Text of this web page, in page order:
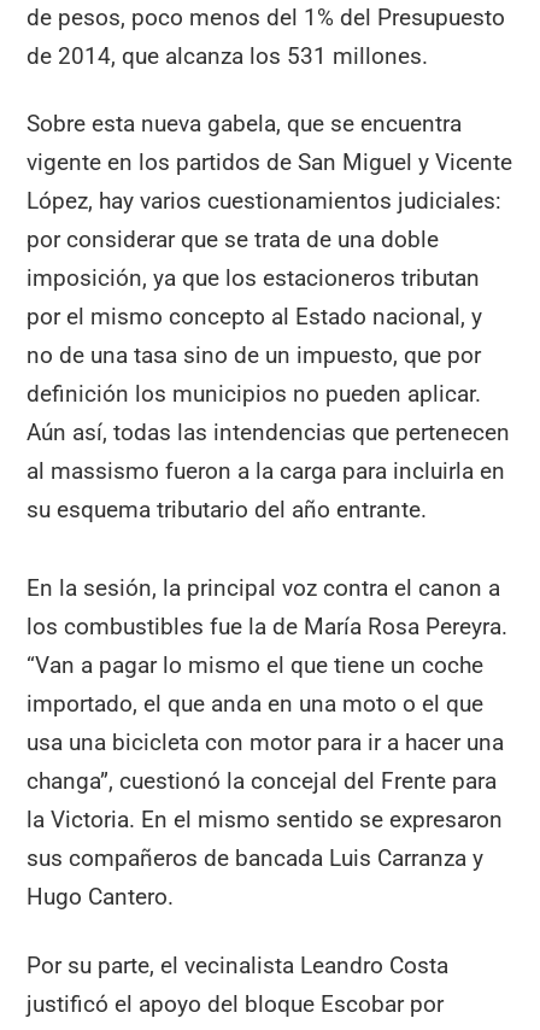
de pesos, poco menos del 1% del Presupuesto
de 2014, que alcanza los 531 millones.
Sobre esta nueva gabela, que se encuentra
vigente en los partidos de San Miguel y Vicente
López, hay varios cuestionamientos judiciales:
por considerar que se trata de una doble
imposición, ya que los estacioneros tributan
por el mismo concepto al Estado nacional, y
no de una tasa sino de un impuesto, que por
definición los municipios no pueden aplicar.
Aún así, todas las intendencias que pertenecen
al massismo fueron a la carga para incluirla en
su esquema tributario del año entrante.
En la sesión, la principal voz contra el canon a
los combustibles fue la de María Rosa Pereyra.
“Van a pagar lo mismo el que tiene un coche
importado, el que anda en una moto o el que
usa una bicicleta con motor para ir a hacer una
changa”, cuestionó la concejal del Frente para
la Victoria. En el mismo sentido se expresaron
sus compañeros de bancada Luis Carranza y
Hugo Cantero.
Por su parte, el vecinalista Leandro Costa
justificó el apoyo del bloque Escobar por